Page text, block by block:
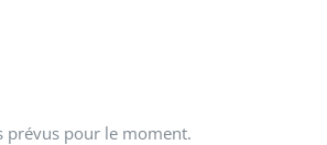
prévus pour le moment.